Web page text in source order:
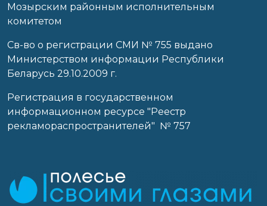
Мозырским районным исполнительным
комитетом
Св-во о регистрации СМИ № 755 выдано
Министерством информации Республики
Беларусь 29.10.2009 г.
Регистрация в государственном
информационном ресурсе "Реестр
рекламораспространителей" № 757